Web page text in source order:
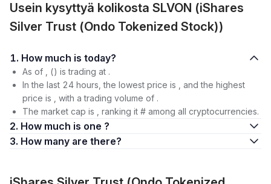
Usein kysyttyä kolikosta SLVON (iShares
Silver Trust (Ondo Tokenized Stock))
1. How much is today?
As of , () is trading at .
In the last 24 hours, the lowest price is , and the highest
price is , with a trading volume of .
The market cap is , ranking it # among all cryptocurrencies.
2. How much is one ?
3. How many are there?